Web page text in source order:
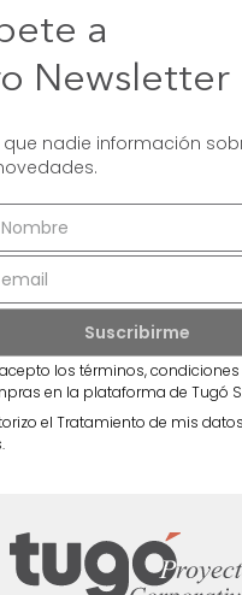
a
Newsletter
que nadie información
los términos,
en la plataforma de Tugó
el Tratamiento de mis datos